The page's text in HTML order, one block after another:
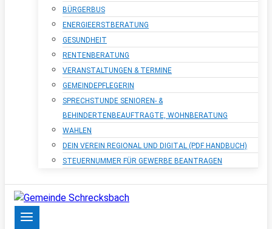
BÜRGERBUS
ENERGIEERSTBERATUNG
GESUNDHEIT
RENTENBERATUNG
VERANSTALTUNGEN & TERMINE
GEMEINDEPFLEGERIN
SPRECHSTUNDE SENIOREN- &
BEHINDERTENBEAUFTRAGTE, WOHNBERATUNG
WAHLEN
DEIN VEREIN REGIONAL UND DIGITAL (PDF HANDBUCH)
STEUERNUMMER FÜR GEWERBE BEANTRAGEN